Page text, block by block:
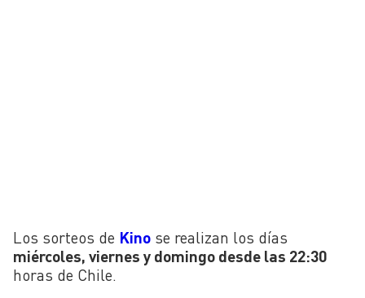
Los sorteos de Kino se realizan los días
miércoles, viernes y domingo desde las 22:30
horas de Chile.